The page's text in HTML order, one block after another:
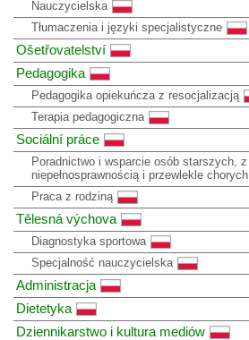
Nauczycielska
Tłumaczenia i języki specjalistyczne
Ošetřovatelství
Pedagogika
Pedagogika opiekuńcza z resocjalizacją
Terapia pedagogiczna
Sociální práce
Poradnictwo i wsparcie osób starszych, z
niepełnosprawnością i przewlekle chorych
Praca z rodziną
Tělesná výchova
Diagnostyka sportowa
Specjalność nauczycielska
Administracja
Dietetyka
Dziennikarstwo i kultura mediów